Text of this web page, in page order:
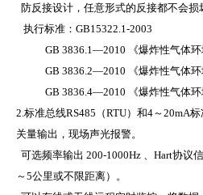
防反接设计，任意形式的反接都不会损
执行标准： GB15322.1-2003
GB 3836.1 —2010
《爆炸性气体
GB 3836.2—2010 《爆炸性气体
GB 3836.4—2010 《爆炸性气体
2.标准总线RS485 （RTU）和4～20mA标
关量输出，现场声光报警。
可选频率输出 200-1000Hz Hart协议信
～5公里或不限距离）。